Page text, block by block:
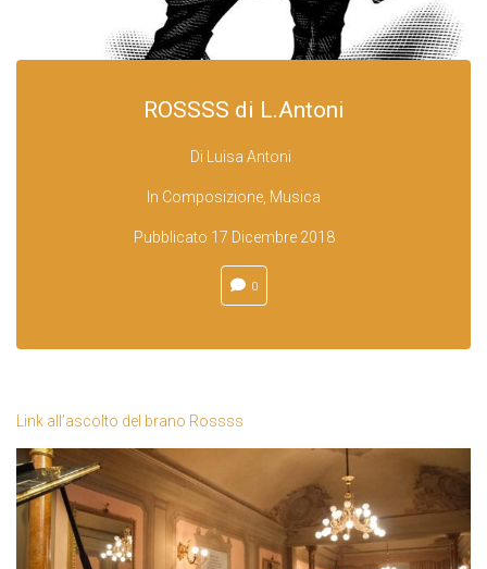
ROSSSS di L.Antoni
Di Luisa Antoni
In Composizione Musica
Pubblicato 17 Dicembre 2018
0
Link all’ascolto del brano Rossss